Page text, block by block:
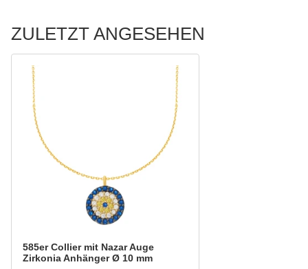
ZULETZT ANGESEHEN
585er Collier mit Nazar Auge
Zirkonia Anhänger Ø 10 mm